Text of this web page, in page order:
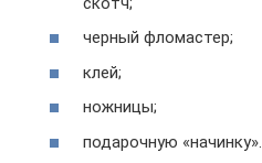
черный фломастер;
клей;
ножницы;
подарочную «начинку».